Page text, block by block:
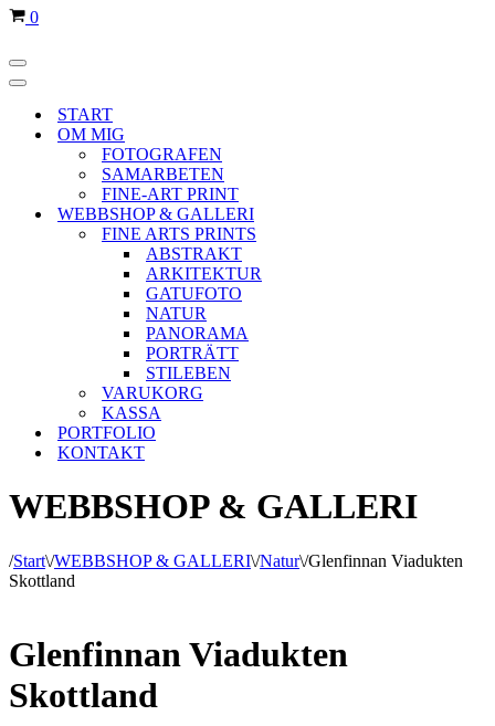
Varukorg
0
Navigeringsmeny
Navigeringsmeny
START
OM MIG
FOTOGRAFEN
SAMARBETEN
FINE-ART PRINT
WEBBSHOP & GALLERI
FINE ARTS PRINTS
ABSTRAKT
ARKITEKTUR
GATUFOTO
NATUR
PANORAMA
PORTRÄTT
STILEBEN
VARUKORG
KASSA
PORTFOLIO
KONTAKT
WEBBSHOP & GALLERI
/Start\/WEBBSHOP & GALLERI\/Natur\/Glenfinnan Viadukten
Skottland
Glenfinnan Viadukten
Skottland